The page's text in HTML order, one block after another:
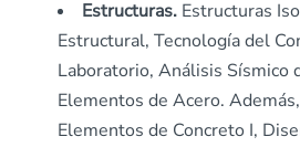
Estructuras. Estructuras
Estructural, Tecnología del
Laboratorio, Análisis Sísmico
Elementos de Acero.
Elementos de Concreto I,